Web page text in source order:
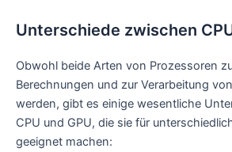
Unterschiede zwischen
Obwohl beide Arten von Prozessoren
Berechnungen und zur Verarbeitung
werden, gibt es einige wesentliche
CPU und GPU, die sie für
geeignet machen: